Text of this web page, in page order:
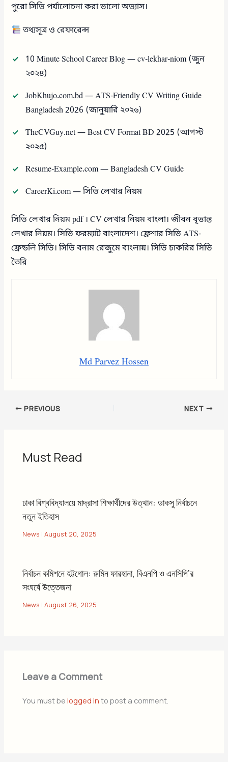
পুরো সিভি পর্যালোচনা করা ভালো অভ্যাস।
তথ্যসূত্র ও রেফারেন্স
10 Minute School Career Blog — cv-lekhar-niom (জুন
২০২৪)
JobKhujo.com.bd — ATS-Friendly CV Writing Guide
Bangladesh 2026 (জানুয়ারি ২০২৬)
TheCVGuy.net — Best CV Format BD 2025 (আগস্ট
২০২৫)
Resume-Example.com — Bangladesh CV Guide
CareerKi.com — সিভি লেখার নিয়ম
সিভি লেখার নিয়ম pdf । CV লেখার নিয়ম বাংলা। জীবন বৃত্তান্ত
লেখার নিয়ম। সিভি ফরম্যাট বাংলাদেশ। ফ্রেশার সিভি ATS-
ফ্রেন্ডলি সিভি। সিভি বনাম রেজুমে বাংলায়। সিভি চাকরির সিভি
তৈরি
Md Parvez Hossen
PREVIOUS NEXT
Must Read
ঢাকা বিশ্ববিদ্যালয়ে মাদ্রাসা শিক্ষার্থীদের উত্থান: ডাকসু নির্বাচনে
নতুন ইতিহাস
News |August 20, 2025
নির্বাচন কমিশনে হট্টগোল: রুমিন ফারহানা, বিএনপি ও এনসিপি’র
সংঘর্ষে উত্তেজনা
News |August 26, 2025
Leave a Comment
You must belogged in to post a comment.